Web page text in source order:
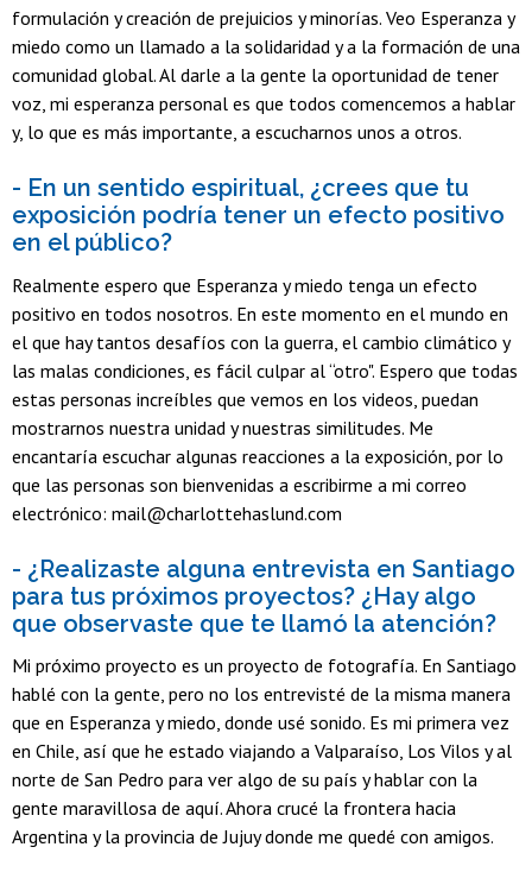
formulación y creación de prejuicios y minorías. Veo Esperanza y
miedo como un llamado a la solidaridad y a la formación de una
comunidad global. Al darle a la gente la oportunidad de tener
voz, mi esperanza personal es que todos comencemos a hablar
y, lo que es más importante, a escucharnos unos a otros.
- En un sentido espiritual, ¿crees que tu
exposición podría tener un efecto positivo
en el público?
Realmente espero que Esperanza y miedo tenga un efecto
positivo en todos nosotros. En este momento en el mundo en
el que hay tantos desafíos con la guerra, el cambio climático y
las malas condiciones, es fácil culpar al “otro". Espero que todas
estas personas increíbles que vemos en los videos, puedan
mostrarnos nuestra unidad y nuestras similitudes. Me
encantaría escuchar algunas reacciones a la exposición, por lo
que las personas son bienvenidas a escribirme a mi correo
electrónico: mail@charlottehaslund.com
- ¿Realizaste alguna entrevista en Santiago
para tus próximos proyectos? ¿Hay algo
que observaste que te llamó la atención?
Mi próximo proyecto es un proyecto de fotografía. En Santiago
hablé con la gente, pero no los entrevisté de la misma manera
que en Esperanza y miedo, donde usé sonido. Es mi primera vez
en Chile, así que he estado viajando a Valparaíso, Los Vilos y al
norte de San Pedro para ver algo de su país y hablar con la
gente maravillosa de aquí. Ahora crucé la frontera hacia
Argentina y la provincia de Jujuy donde me quedé con amigos.